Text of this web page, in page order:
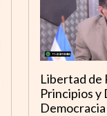
Libertad de
Principios y